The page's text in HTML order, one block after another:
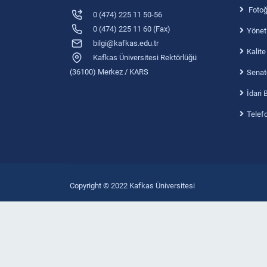
2019-2020 Ders Programı
2018-2019 Ders Programı
2017-2018 Ders Programı
0 (474) 225 11 50-56
0 (474) 225 11 60 (Fax)
bilgi@kafkas.edu.tr
Kafkas Üniversitesi Rektörlüğü
(36100) Merkez / KARS
İdari
Copyright © 2022 Kafkas Üniversitesi